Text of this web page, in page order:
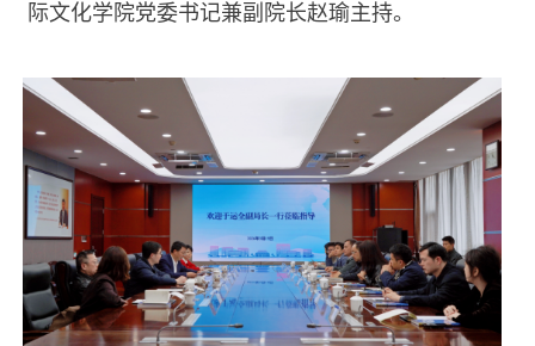
际文化学院党委书记兼副院长赵瑜主持。